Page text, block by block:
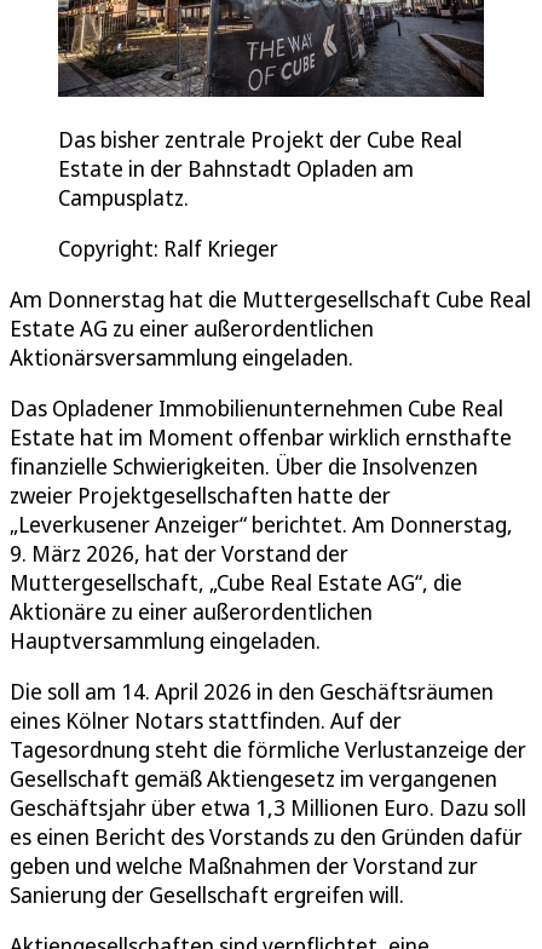
Das bisher zentrale Projekt der Cube Real
Estate in der Bahnstadt Opladen am
Campusplatz.
Copyright: Ralf Krieger
Am Donnerstag hat die Muttergesellschaft Cube Real
Estate AG zu einer außerordentlichen
Aktionärsversammlung eingeladen.
Das Opladener Immobilienunternehmen Cube Real
Estate hat im Moment offenbar wirklich ernsthafte
finanzielle Schwierigkeiten. Über die Insolvenzen
zweier Projektgesellschaften hatte der
„Leverkusener Anzeiger“ berichtet. Am Donnerstag,
9. März 2026, hat der Vorstand der
Muttergesellschaft, „Cube Real Estate AG“, die
Aktionäre zu einer außerordentlichen
Hauptversammlung eingeladen.
Die soll am 14. April 2026 in den Geschäftsräumen
eines Kölner Notars stattfinden. Auf der
Tagesordnung steht die förmliche Verlustanzeige der
Gesellschaft gemäß Aktiengesetz im vergangenen
Geschäftsjahr über etwa 1,3 Millionen Euro. Dazu soll
es einen Bericht des Vorstands zu den Gründen dafür
geben und welche Maßnahmen der Vorstand zur
Sanierung der Gesellschaft ergreifen will.